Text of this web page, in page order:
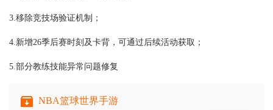
3.移除竞技场验证机制；
4.新增26季后赛时刻及卡背，可通过后续活动获取；
5.部分教练技能异常问题修复
NBA篮球世界手游